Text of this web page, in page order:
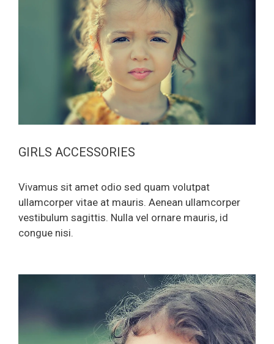
GIRLS ACCESSORIES
Vivamus sit amet odio sed quam volutpat
ullamcorper vitae at mauris. Aenean ullamcorper
vestibulum sagittis. Nulla vel ornare mauris, id
congue nisi.